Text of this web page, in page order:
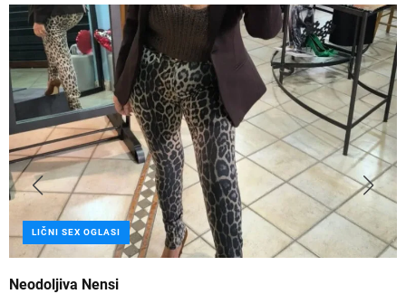
LIČNI SEX OGLASI
Neodoljiva Nensi